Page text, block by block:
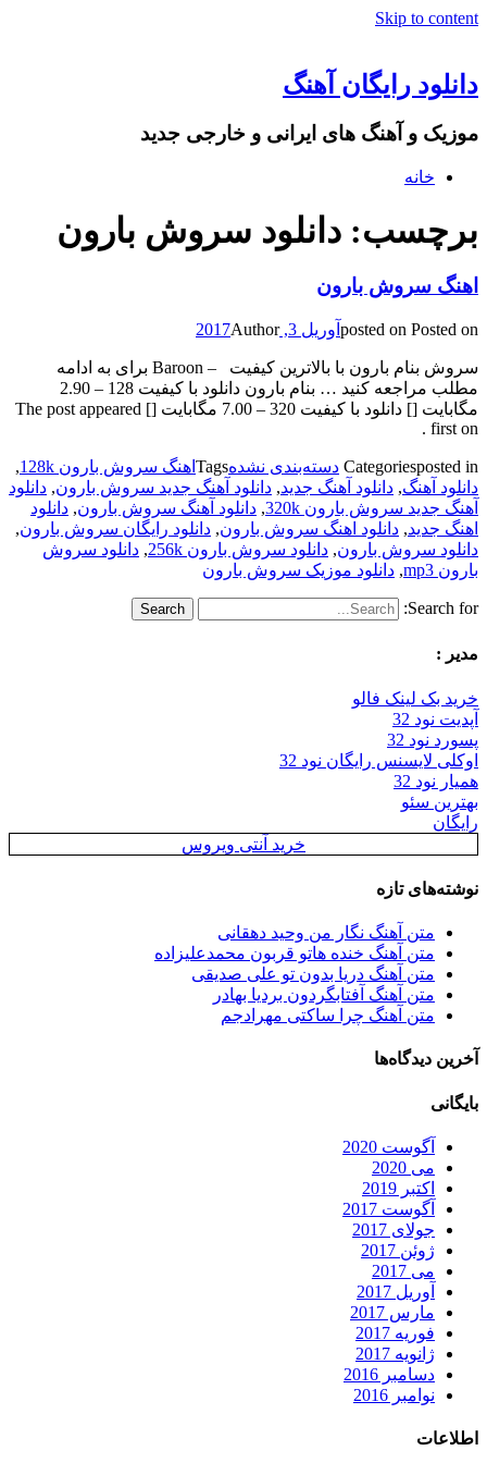
Skip to content
دانلود رایگان آهنگ
موزیک و آهنگ های ایرانی و خارجی جدید
خانه
برچسب: دانلود سروش بارون
اهنگ سروش بارون
posted on Posted on آوریل 3, 2017 Author
سروش بنام بارون با بالاترین کیفیت – Baroon برای به ادامه
مطلب مراجعه کنید … بنام بارون دانلود با کیفیت 128 – 2.90
مگابایت [] دانلود با کیفیت 320 – 7.00 مگابایت [] The post appeared
first on .
Categoriesposted in دسته‌بندی نشدهTags اهنگ سروش بارون 128k
,
دانلود آهنگ, دانلود آهنگ جدید, دانلود آهنگ جدید سروش بارون, دانلود
آهنگ جدید سروش بارون 320k
, دانلود آهنگ سروش بارون, دانلود
اهنگ جدید, دانلود اهنگ سروش بارون, دانلود رایگان سروش بارون,
دانلود سروش بارون, دانلود سروش بارون 256k , دانلود سروش
بارون mp3
, دانلود موزیک سروش بارون
Search for:
مدیر :
خرید بک لینک فالو
آپدیت نود 32
پسورد نود 32
اوکلی لایسنس رایگان نود 32
همیار نود 32
بهترین سئو
رایگان
خرید آنتی ویروس
نوشته‌های تازه
متن آهنگ نگار من وحید دهقانی
متن آهنگ خنده هاتو قربون محمدعلیزاده
متن آهنگ دریا بدون تو علی صدیقی
متن آهنگ آفتابگردون بردیا بهادر
متن آهنگ چرا ساکتی مهرادجم
آخرین دیدگاه‌ها
بایگانی
آگوست 2020
می 2020
اکتبر 2019
آگوست 2017
جولای 2017
ژوئن 2017
می 2017
آوریل 2017
مارس 2017
فوریه 2017
ژانویه 2017
دسامبر 2016
نوامبر 2016
اطلاعات